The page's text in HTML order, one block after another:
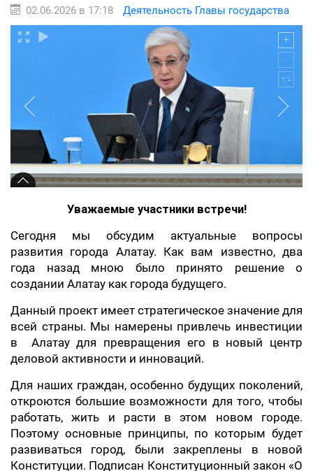
02.06.2026 в 17:18 Деятельность Главы государства
Уважаемые участники встречи!
Сегодня мы обсудим актуальные вопросы
развития города Алатау. Как вам известно, два
года назад мною было принято решение о
создании Алатау как города будущего.
Данный проект имеет стратегическое значение для
всей страны. Мы намерены привлечь инвестиции
в Алатау для превращения его в новый центр
деловой активности и инноваций.
Для наших граждан, особенно будущих поколений,
откроются большие возможности для того, чтобы
работать, жить и расти в этом новом городе.
Поэтому основные принципы, по которым будет
развиваться город, были закреплены в новой
Конституции. Подписан Конституционный закон «О